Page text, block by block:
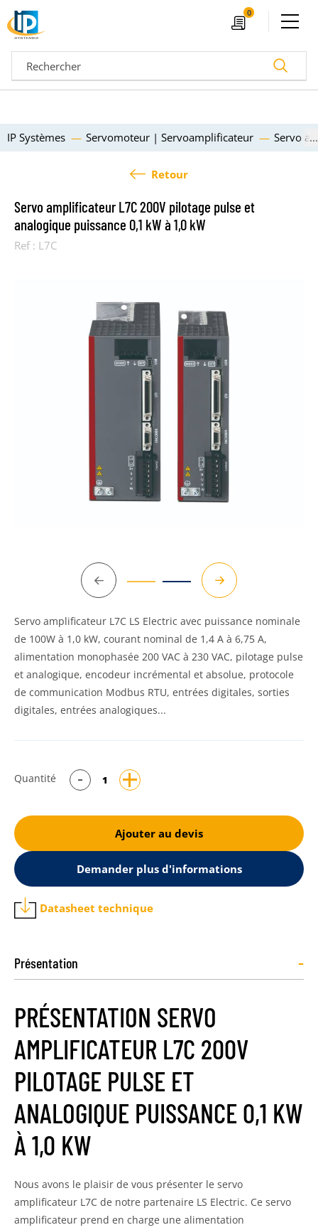
0
Devis Ouvrir le menu
IP Systèmes Servomoteur | Servoamplificateur Servo
Retour
Précédent Suivant
Servo amplificateur L7C 200V pilotage pulse et
analogique puissance 0,1 kW à 1,0 kW
Ref : L7C
Servo amplificateur L7C LS Electric avec puissance nominale
de 100W à 1,0 kW, courant nominal de 1,4 A à 6,75 A,
alimentation monophasée 200 VAC à 230 VAC, pilotage pulse
et analogique, encodeur incrémental et absolue, protocole
de communication Modbus RTU, entrées digitales, sorties
digitales, entrées analogiques...
Quantité
Ajouter au devis
Demander plus d'informations
Datasheet technique
Présentation -
PRÉSENTATION SERVO
AMPLIFICATEUR L7C 200V
PILOTAGE PULSE ET
ANALOGIQUE PUISSANCE 0,1 KW
À 1,0 KW
Nous avons le plaisir de vous présenter le servo
amplificateur L7C de notre partenaire LS Electric. Ce servo
amplificateur prend en charge une alimentation